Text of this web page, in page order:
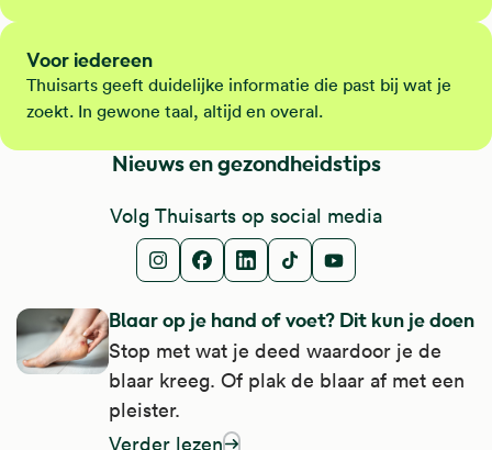
Voor iedereen
Thuisarts geeft duidelijke informatie die past bij wat je
zoekt. In gewone taal, altijd en overal.
Nieuws en gezondheidstips
Volg Thuisarts op social media
InstagramFacebook
LinkedIn
TikTokYoutube
Blaar op je hand of voet? Dit kun je doen
Stop met wat je deed waardoor je de
blaar kreeg. Of plak de blaar af met een
pleister.
Verder lezen
over blaar op je hand of voet? Dit kun je